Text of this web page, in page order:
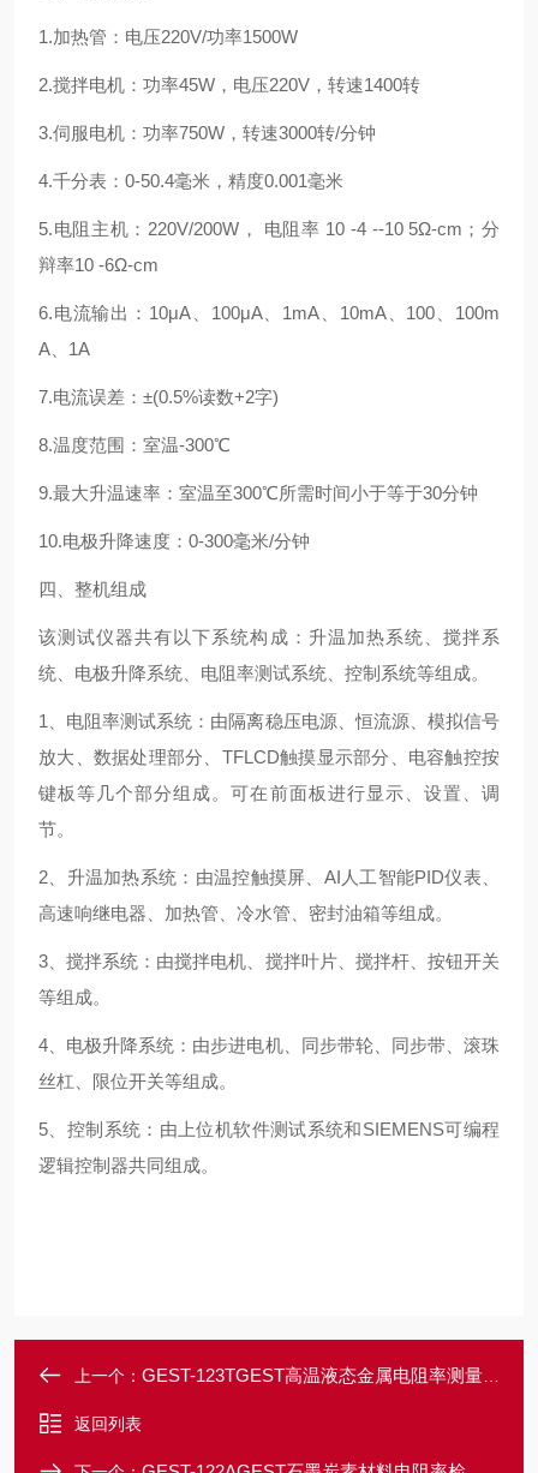
1.加热管：电压220V/功率1500W
2.搅拌电机：功率45W，电压220V，转速1400转
3.伺服电机：功率750W，转速3000转/分钟
4.千分表：0-50.4毫米，精度0.001毫米
5.电阻主机：220V/200W， 电阻率 10 -4 --10 5Ω-cm；分
辩率10 -6Ω-cm
6.电流输出：10μA、100μA、1mA、10mA、100、100m
A、1A
7.电流误差：±(0.5%读数+2字)
8.温度范围：室温-300℃
9.最大升温速率：室温至300℃所需时间小于等于30分钟
10.电极升降速度：0-300毫米/分钟
四、整机组成
该测试仪器共有以下系统构成：升温加热系统、搅拌系
统、电极升降系统、电阻率测试系统、控制系统等组成。
1、电阻率测试系统：由隔离稳压电源、恒流源、模拟信号
放大、数据处理部分、TFLCD触摸显示部分、电容触控按
键板等几个部分组成。可在前面板进行显示、设置、调
节。
2、升温加热系统：由温控触摸屏、AI人工智能PID仪表、
高速响继电器、加热管、冷水管、密封油箱等组成。
3、搅拌系统：由搅拌电机、搅拌叶片、搅拌杆、按钮开关
等组成。
4、电极升降系统：由步进电机、同步带轮、同步带、滚珠
丝杠、限位开关等组成。
5、控制系统：由上位机软件测试系统和SIEMENS可编程
逻辑控制器共同组成。
上一个： GEST-123TGEST高温液态金属电阻率测量系统
返回列表